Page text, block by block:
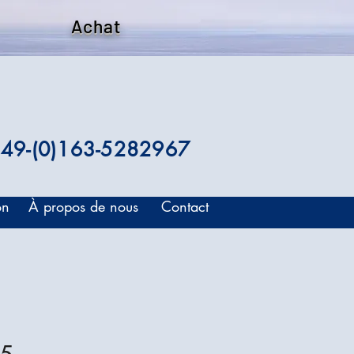
Achat
(0)163-5282967
À propos de nous Contact